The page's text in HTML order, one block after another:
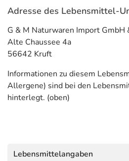
Adresse des Lebensmittel-
G & M Naturwaren Import GmbH
Alte Chaussee 4a
56642 Kruft
Informationen zu diesem
Allergene) sind bei den
hinterlegt. (oben)
Lebensmittelangaben